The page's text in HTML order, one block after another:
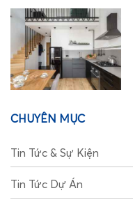
CHUYÊN MỤC
Tin Tức & Sự Kiện
Tin Tức Dự Án